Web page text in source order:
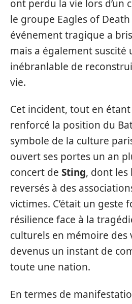
ont perdu la vie lors d’un
le groupe Eagles of
événement tragique a
mais a également suscité
inébranlable de
vie.
Cet incident, tout en
renforcé la position du
symbole de la culture
ouvert ses portes un an
concert de Sting, dont les
reversés à des
victimes. C’était un geste
résilience face à la
culturels en mémoire des
devenus un instant de
toute une nation.
En termes de